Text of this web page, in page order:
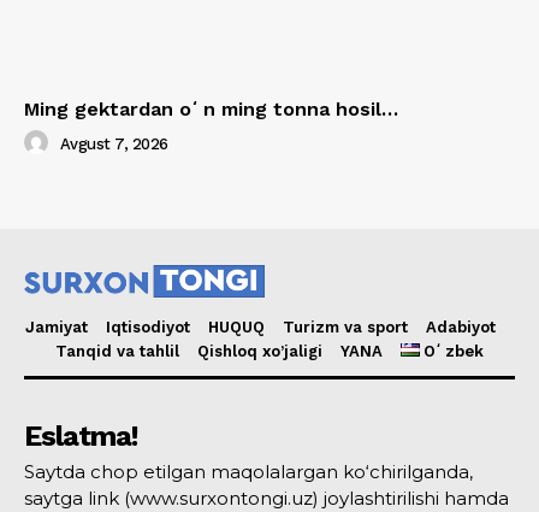
Ming gektardan oʻn ming tonna hosil…
Avgust 7, 2026
Jamiyat Iqtisodiyot HUQUQ Turizm va sport
Adabiyot
Tanqid va tahlil
Qishloq xo’jaligi YANA Oʻzbek
Eslatma!
Saytda chop etilgan maqolalargan ko‘chirilganda,
saytga link (www.surxontongi.uz) joylashtirilishi hamda